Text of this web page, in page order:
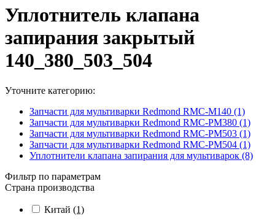
Уплотнитель клапана
запирания закрытый
140_380_503_504
Уточните категорию:
Запчасти для мультиварки Redmond RMC-M140 (1)
Запчасти для мультиварки Redmond RMC-PM380 (1)
Запчасти для мультиварки Redmond RMC-PM503 (1)
Запчасти для мультиварки Redmond RMC-PM504 (1)
Уплотнители клапана запирания для мультиварок (8)
Фильтр по параметрам
Страна производства
Китай (1)